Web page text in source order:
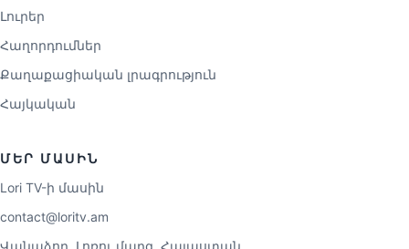
Լուրեր
Հաղորդումներ
Քաղաքացիական լրագրություն
Հայկական
ՄԵՐ ՄԱՍԻՆ
Lori TV-ի մասին
contact@loritv.am
Վանաձոր, Լոռու մարզ, Հայաստան